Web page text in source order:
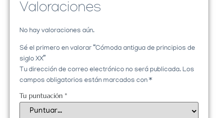
Valoraciones
No hay valoraciones aún.
Sé el primero en valorar “Cómoda antigua de principios de
siglo XX”
Tu dirección de correo electrónico no será publicada. Los
campos obligatorios están marcados con *
Tu puntuación *